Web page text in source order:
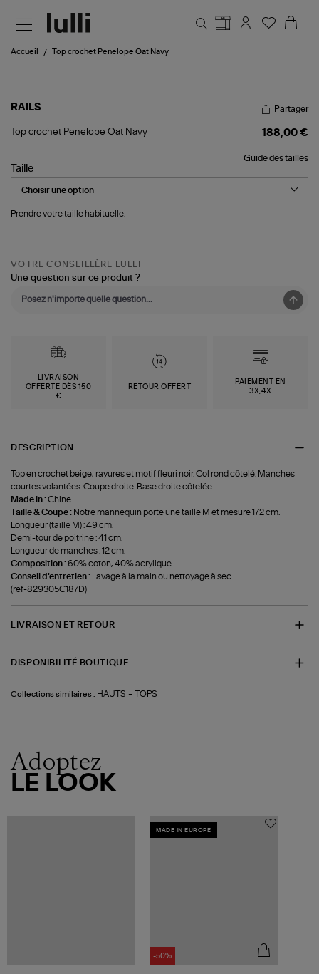
Accueil Top crochet Penelope Oat Navy
RAILS
Top
Oat
Navy
Partager
Top crochet Penelope Oat Navy 188,00 €
Guide des tailles
Taille
Prendre votre taille habituelle.
VOTRE CONSEILLÈRE LULLI
Une question sur ce produit ?
LIVRAISON
OFFERTE DÈS 150
€
RETOUR OFFERT
PAIEMENT EN
3X,4X
DESCRIPTION
Top en crochet beige, rayures et motif fleuri noir. Col rond côtelé. Manches
courtes volantées. Coupe droite. Base droite côtelée.
Made in :Chine.
Taille & Coupe : Notre mannequin porte une taille M et mesure 172 cm.
Longueur (taille M) : 49 cm.
Demi-tour de poitrine : 41 cm.
Longueur de manches : 12 cm.
Composition :60% coton, 40% acrylique.
Conseil d'entretien :
Lavage à la main ou nettoyage à sec.
(ref-829305C187D)
LIVRAISON ET RETOUR
DISPONIBILITÉ BOUTIQUE
Collections similaires : HAUTS -TOPS
Adoptez
LE LOOK
MADE IN EUROPE
-50%